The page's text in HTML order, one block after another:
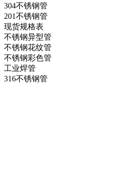
304不锈钢管
201不锈钢管
现货规格表
不锈钢异型管
不锈钢花纹管
不锈钢彩色管
工业焊管
316不锈钢管